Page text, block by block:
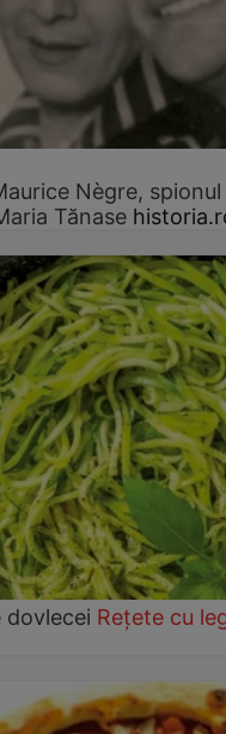
Nègre,
Tănase
dovlecei Rețete cu